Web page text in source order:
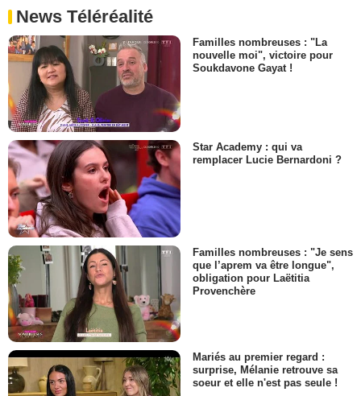
News Téléréalité
Familles nombreuses : "La
nouvelle moi", victoire pour
Soukdavone Gayat !
Star Academy : qui va
remplacer Lucie Bernardoni ?
Familles nombreuses : "Je sens
que l’aprem va être longue",
obligation pour Laëtitia
Provenchère
Mariés au premier regard :
surprise, Mélanie retrouve sa
soeur et elle n'est pas seule !